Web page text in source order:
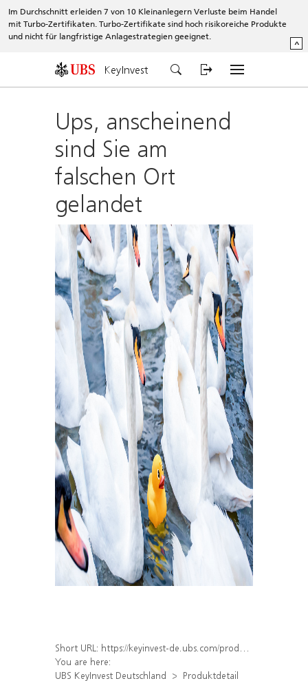
Im Durchschnitt erleiden 7 von 10 Kleinanlegern Verluste beim Handel
mit Turbo-Zertifikaten. Turbo-Zertifikate sind hoch risikoreiche Produkte
und nicht für langfristige Anlagestrategien geeignet.
^
KeyInvest
Ups, anscheinend
sind Sie am
falschen Ort
gelandet
Short URL: https://keyinvest-de.ubs.com/produkt/detail/index/isin/DE000WA6TYQ4
You are here:
UBS KeyInvest Deutschland
Produktdetail